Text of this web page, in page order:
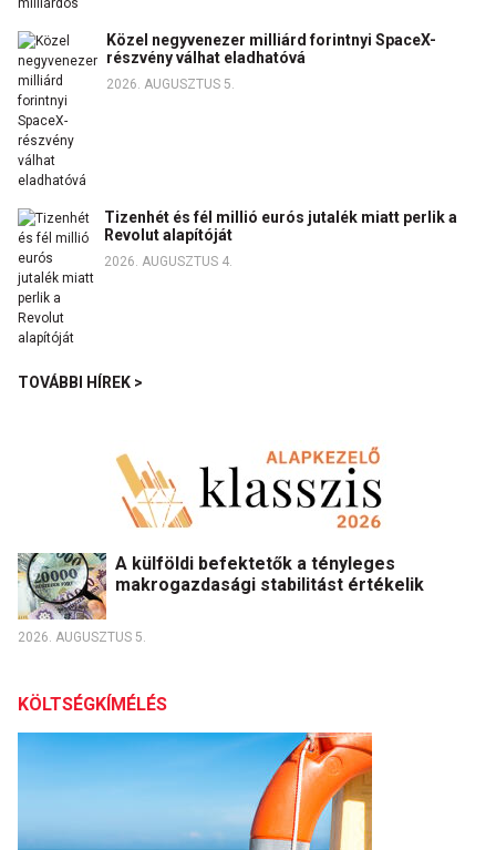
Közel negyvenezer milliárd forintnyi SpaceX-
részvény válhat eladhatóvá
2026. AUGUSZTUS 5.
Tizenhét és fél millió eurós jutalék miatt perlik a
Revolut alapítóját
2026. AUGUSZTUS 4.
TOVÁBBI HÍREK >
A külföldi befektetők a tényleges
makrogazdasági stabilitást értékelik
2026. AUGUSZTUS 5.
KÖLTSÉGKÍMÉLÉS